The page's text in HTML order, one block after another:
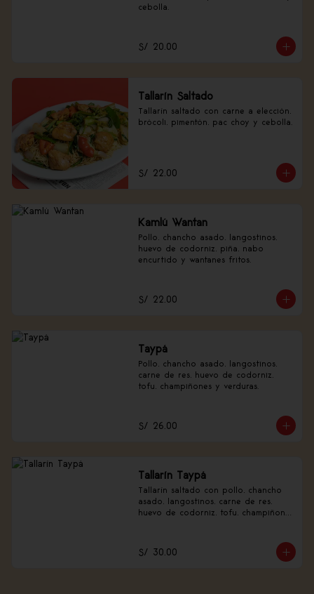
cebolla.
S/ 20.00
Tallarín Saltado
Tallarín saltado con carne a elección,
brócoli, pimentón, pac choy y cebolla.
S/ 22.00
Kamlú Wantan
Pollo, chancho asado, langostinos,
huevo de codorniz, piña, nabo
encurtido y wantanes fritos.
S/ 22.00
Taypá
Pollo, chancho asado, langostinos,
carne de res, huevo de codorniz,
tofu, champiñones y verduras.
S/ 26.00
Tallarín Taypá
Tallarín saltado con pollo, chancho
asado, langostinos, carne de res,
huevo de codorniz, tofu, champiñones
S/ 30.00